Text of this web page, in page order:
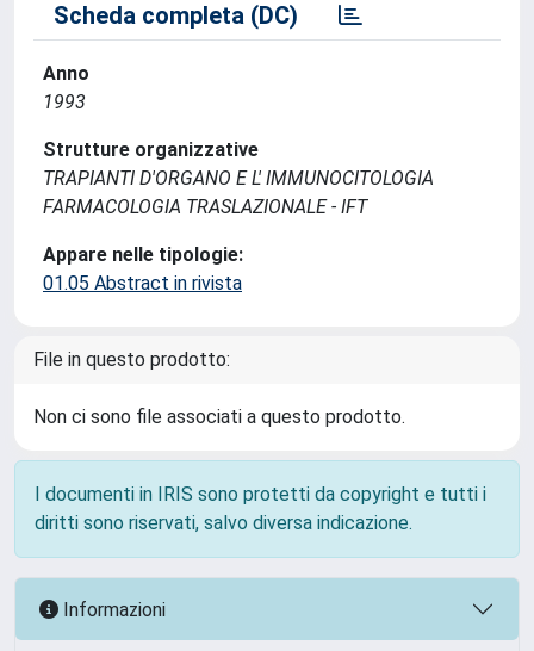
Scheda completa (DC)
Anno
1993
Strutture organizzative
TRAPIANTI D'ORGANO E L' IMMUNOCITOLOGIA
FARMACOLOGIA TRASLAZIONALE - IFT
Appare nelle tipologie:
01.05 Abstract in rivista
File in questo prodotto:
Non ci sono file associati a questo prodotto.
I documenti in IRIS sono protetti da copyright e tutti i
diritti sono riservati, salvo diversa indicazione.
Informazioni